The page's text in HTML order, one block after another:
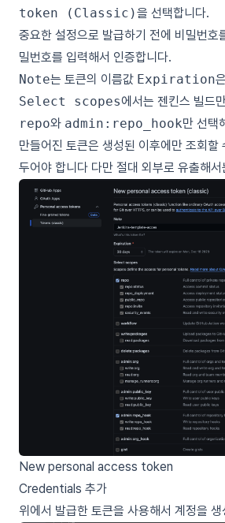
token (Classic)을 선택합니다.
중요한 설정으로 발급하기 전에 비밀번호
밀번호를 입력해서 인증합니다.
Note는 토큰의 이름값 Expiration
Select scopes에서는 젠킨스 빌드
repo와 admin:repo_hook만 선택
만들어진 토큰은 생성된 이후에만 조회할
두어야 합니다 다만 절대 외부로 유출해
New personal access token
Credentials 추가
위에서 발급한 토큰을 사용해서 계정을 생